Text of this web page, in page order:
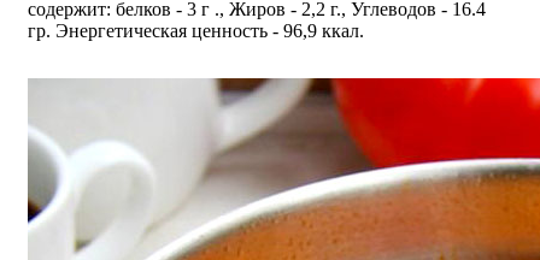
содержит: белков - 3 г ., Жиров - 2,2 г., Углеводов - 16.4
гр. Энергетическая ценность - 96,9 ккал.